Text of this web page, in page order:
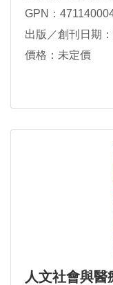
GPN：
出版／創刊日期
價格：未定價
人文社會與醫